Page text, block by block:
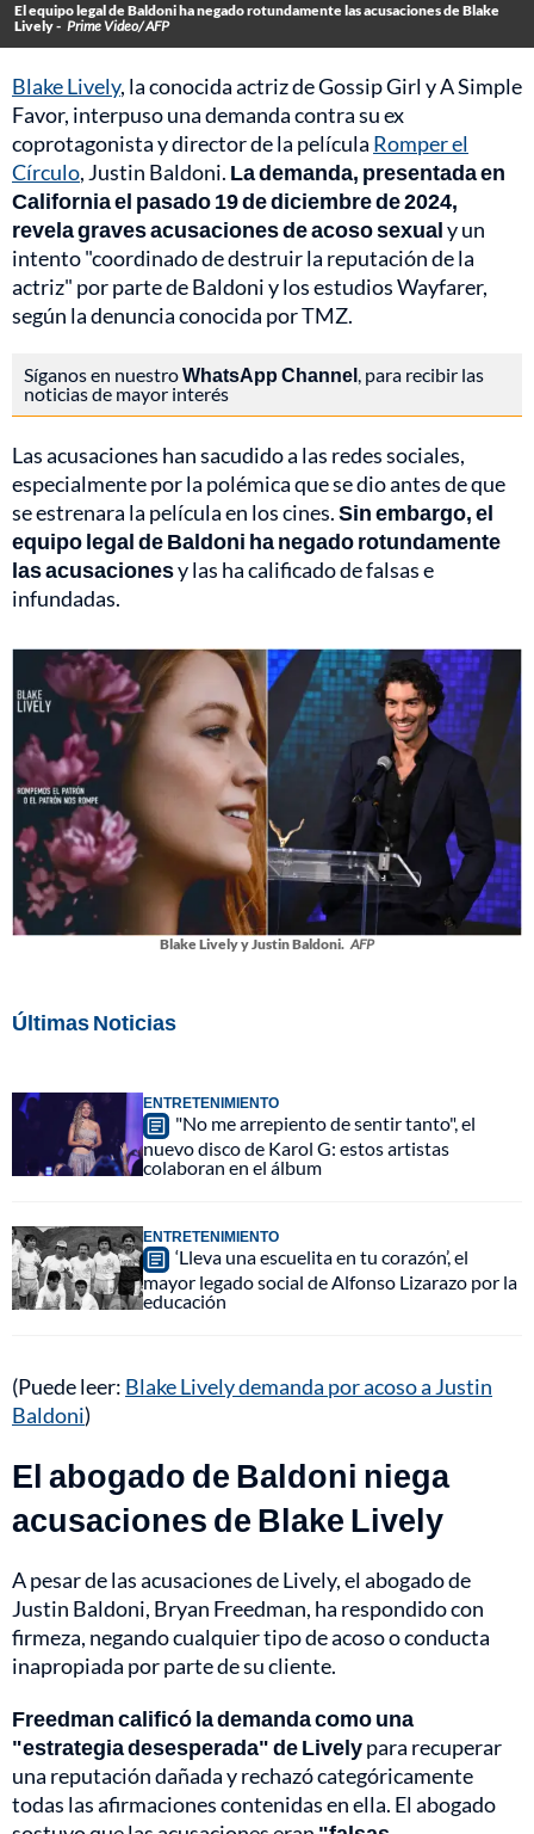
El equipo legal de Baldoni ha negado rotundamente las acusaciones de Blake
Lively - Prime Video/ AFP
Blake Lively, la conocida actriz de Gossip Girl y A Simple
Favor, interpuso una demanda contra su ex
coprotagonista y director de la película Romper el
Círculo, Justin Baldoni. La demanda, presentada en
California el pasado 19 de diciembre de 2024,
revela graves acusaciones de acoso sexualy un
intento "coordinado de destruir la reputación de la
actriz" por parte de Baldoni y los estudios Wayfarer,
según la denuncia conocida por TMZ.
Síganos en nuestroWhatsApp Channel, para recibir las
noticias de mayor interés
Las acusaciones han sacudido a las redes sociales,
especialmente por la polémica que se dio antes de que
se estrenara la película en los cines.Sin embargo, el
equipo legal de Baldoni ha negado rotundamente
las acusacionesy las ha calificado de falsas e
infundadas.
Blake Lively y Justin Baldoni. AFP
Últimas Noticias
ENTRETENIMIENTO
"No me arrepiento de sentir tanto", el
nuevo disco de Karol G: estos artistas
colaboran en el álbum
ENTRETENIMIENTO
‘Lleva una escuelita en tu corazón’, el
mayor legado social de Alfonso Lizarazo por la
educación
(Puede leer: Blake Lively demanda por acoso a Justin
Baldoni)
El abogado de Baldoni niega
acusaciones de Blake Lively
A pesar de las acusaciones de Lively, el abogado de
Justin Baldoni, Bryan Freedman, ha respondido con
firmeza, negando cualquier tipo de acoso o conducta
inapropiada por parte de su cliente.
Freedman calificó la demanda como una
"estrategia desesperada" de Livelypara recuperar
una reputación dañada y rechazó categóricamente
todas las afirmaciones contenidas en ella. El abogado